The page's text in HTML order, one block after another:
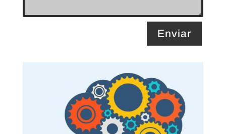
Enviar